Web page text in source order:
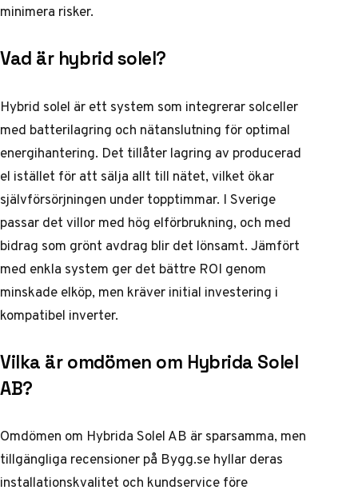
minimera risker.
Vad är hybrid solel?
Hybrid solel är ett system som integrerar solceller
med batterilagring och nätanslutning för optimal
energihantering. Det tillåter lagring av producerad
el istället för att sälja allt till nätet, vilket ökar
självförsörjningen under topptimmar. I Sverige
passar det villor med hög elförbrukning, och med
bidrag som grönt avdrag blir det lönsamt. Jämfört
med enkla system ger det bättre ROI genom
minskade elköp, men kräver initial investering i
kompatibel inverter.
Vilka är omdömen om Hybrida Solel
AB?
Omdömen om Hybrida Solel AB är sparsamma, men
tillgängliga recensioner på Bygg.se hyllar deras
installationskvalitet och kundservice före